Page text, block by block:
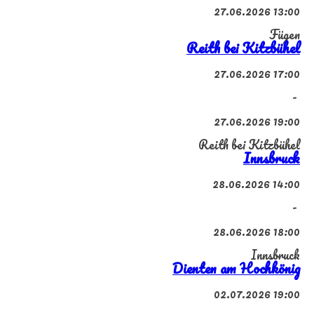
27.06.2026 13:00
Fügen
Reith bei Kitzbühel
27.06.2026 17:00
-
27.06.2026 19:00
Reith bei Kitzbühel
Innsbruck
28.06.2026 14:00
-
28.06.2026 18:00
Innsbruck
Dienten am Hochkönig
02.07.2026 19:00